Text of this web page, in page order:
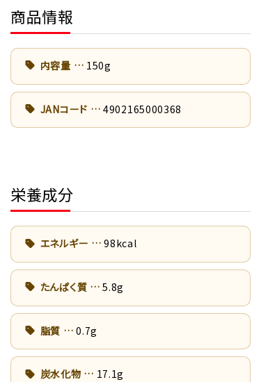
商品情報
内容量 150g
JANコード 4902165000368
栄養成分
エネルギー 98kcal
たんぱく質 5.8g
脂質 0.7g
炭水化物 17.1g